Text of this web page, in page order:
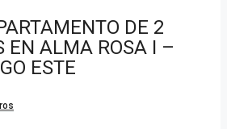
DE 2
EN ALMA ROSA I –
ESTE